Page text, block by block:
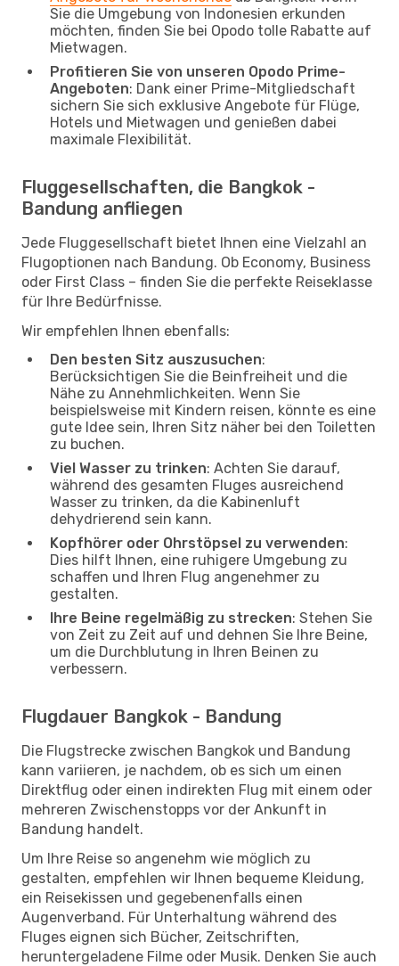
Sie die Umgebung von Indonesien erkunden
möchten, finden Sie bei Opodo tolle Rabatte auf
Mietwagen.
Profitieren Sie von unseren Opodo Prime-
Angeboten: Dank einer Prime-Mitgliedschaft
sichern Sie sich exklusive Angebote für Flüge,
Hotels und Mietwagen und genießen dabei
maximale Flexibilität.
Fluggesellschaften, die Bangkok -
Bandung anfliegen
Jede Fluggesellschaft bietet Ihnen eine Vielzahl an
Flugoptionen nach Bandung. Ob Economy, Business
oder First Class – finden Sie die perfekte Reiseklasse
für Ihre Bedürfnisse.
Wir empfehlen Ihnen ebenfalls:
Den besten Sitz auszusuchen:
Berücksichtigen Sie die Beinfreiheit und die
Nähe zu Annehmlichkeiten. Wenn Sie
beispielsweise mit Kindern reisen, könnte es eine
gute Idee sein, Ihren Sitz näher bei den Toiletten
zu buchen.
Viel Wasser zu trinken: Achten Sie darauf,
während des gesamten Fluges ausreichend
Wasser zu trinken, da die Kabinenluft
dehydrierend sein kann.
Kopfhörer oder Ohrstöpsel zu verwenden:
Dies hilft Ihnen, eine ruhigere Umgebung zu
schaffen und Ihren Flug angenehmer zu
gestalten.
Ihre Beine regelmäßig zu strecken: Stehen Sie
von Zeit zu Zeit auf und dehnen Sie Ihre Beine,
um die Durchblutung in Ihren Beinen zu
verbessern.
Flugdauer Bangkok - Bandung
Die Flugstrecke zwischen Bangkok und Bandung
kann variieren, je nachdem, ob es sich um einen
Direktflug oder einen indirekten Flug mit einem oder
mehreren Zwischenstopps vor der Ankunft in
Bandung handelt.
Um Ihre Reise so angenehm wie möglich zu
gestalten, empfehlen wir Ihnen bequeme Kleidung,
ein Reisekissen und gegebenenfalls einen
Augenverband. Für Unterhaltung während des
Fluges eignen sich Bücher, Zeitschriften,
heruntergeladene Filme oder Musik. Denken Sie auch